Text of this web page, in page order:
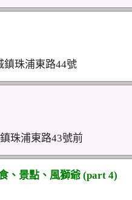
鎮珠浦東路44號
珠浦東路43號前
、景點、風獅爺 (part 4)